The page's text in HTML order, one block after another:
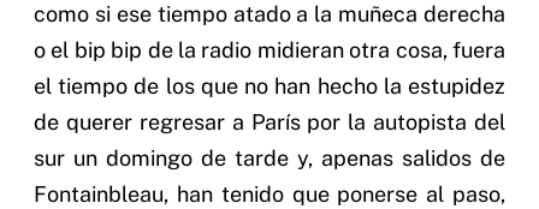
como si ese tiempo atado a la muñeca derecha
o el bip bip de la radio midieran otra cosa, fuera
el tiempo de los que no han hecho la estupidez
de querer regresar a París por la autopista del
sur un domingo de tarde y, apenas salidos de
Fontainbleau, han tenido que ponerse al paso,